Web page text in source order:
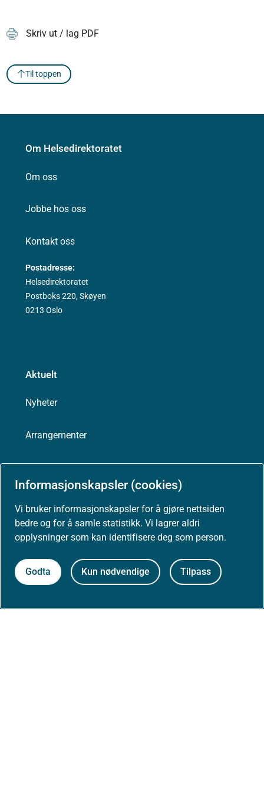
Informasjonskapsler (cookies)
Vi bruker informasjonskapsler for å gjøre nettsiden
bedre og for å samle statistikk. Vi lagrer aldri
opplysninger som kan identifisere deg som person.
Godta Kun nødvendige Tilpass
Skriv ut / lag PDF
Til toppen
Om Helsedirektoratet
Om oss
Jobbe hos oss
Kontakt oss
Postadresse:
Helsedirektoratet
Postboks 220, Skøyen
0213 Oslo
Aktuelt
Nyheter
Arrangementer
Høringer
Om nettstedet